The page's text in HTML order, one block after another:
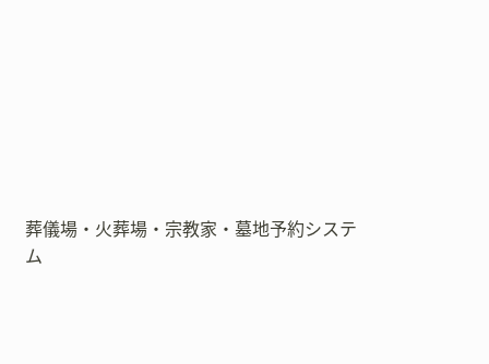
葬儀場・火葬場・宗教家・墓地予約システ
ム